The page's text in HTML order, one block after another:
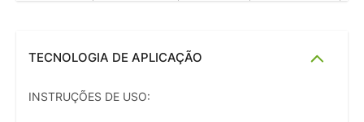
TECNOLOGIA DE APLICAÇÃO
INSTRUÇÕES DE USO: